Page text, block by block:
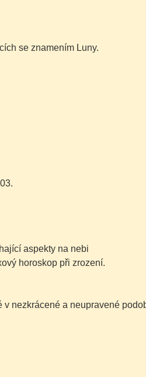
se znamením Luny.
aspekty na nebi
horoskop při zrození.
nezkrácené a neupravené